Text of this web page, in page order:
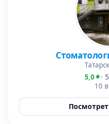
5,0
·
10